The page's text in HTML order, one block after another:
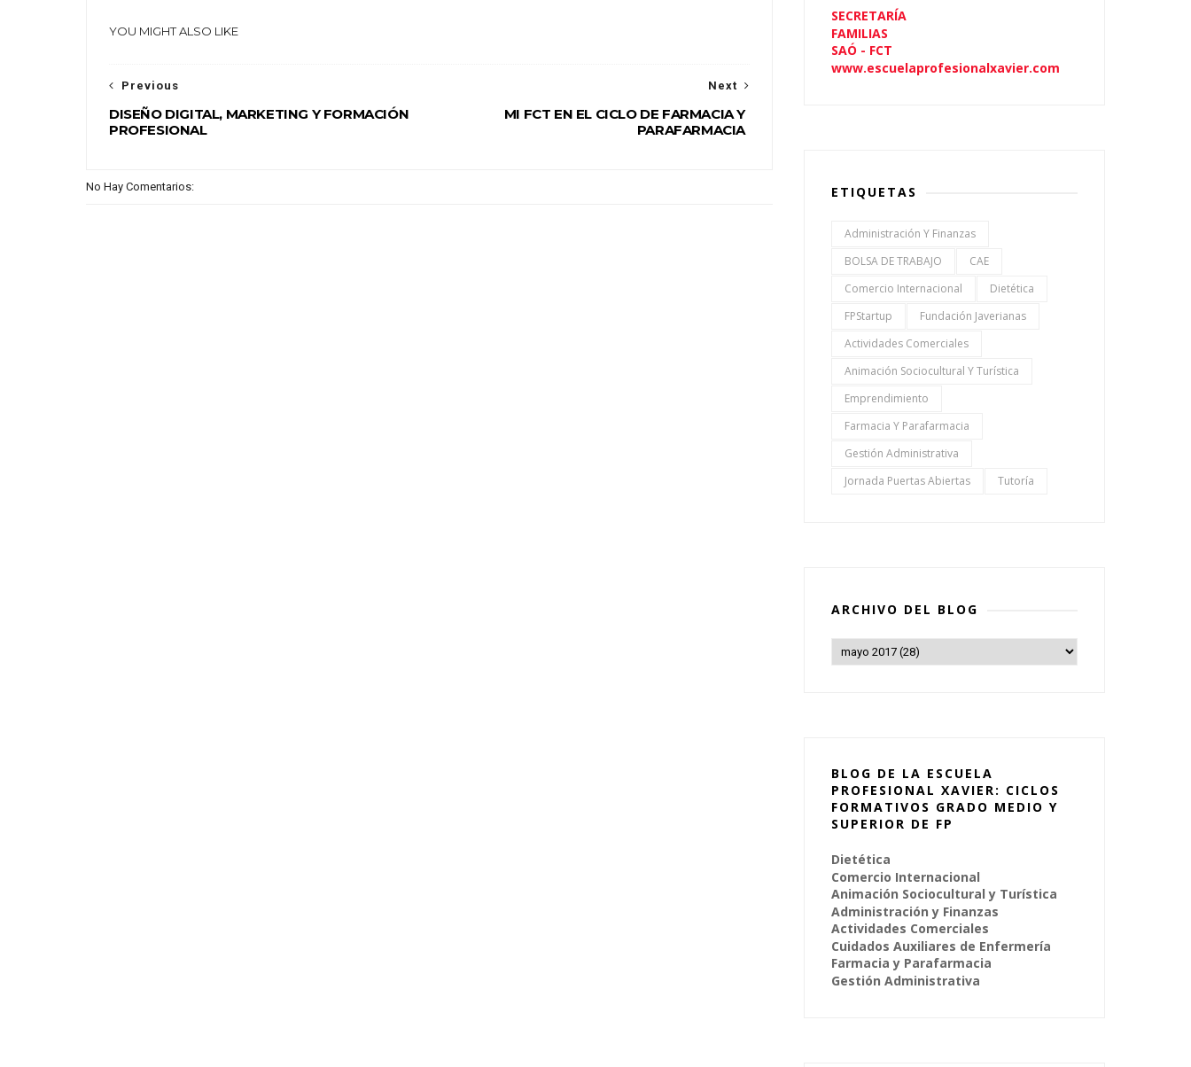
YOU MIGHT ALSO LIKE
Next
MI FCT EN EL CICLO DE FARMACIA Y
PARAFARMACIA
Previous
DISEÑO DIGITAL, MARKETING Y FORMACIÓN
PROFESIONAL
No Hay Comentarios:
SECRETARÍA
FAMILIAS
SAÓ - FCT
www.escuelaprofesionalxavier.com
ETIQUETAS
Administración Y Finanzas
BOLSA DE TRABAJO
CAE
Comercio Internacional
Dietética
FPStartup
Fundación Javerianas
Actividades Comerciales
Animación Sociocultural Y Turística
Emprendimiento
Farmacia Y Parafarmacia
Gestión Administrativa
Jornada Puertas Abiertas
Tutoría
ARCHIVO DEL BLOG
BLOG DE LA ESCUELA
PROFESIONAL XAVIER: CICLOS
FORMATIVOS GRADO MEDIO Y
SUPERIOR DE FP
Dietética
Comercio Internacional
Animación Sociocultural y Turística
Administración y Finanzas
Actividades Comerciales
Cuidados Auxiliares de Enfermería
Farmacia y Parafarmacia
Gestión Administrativa